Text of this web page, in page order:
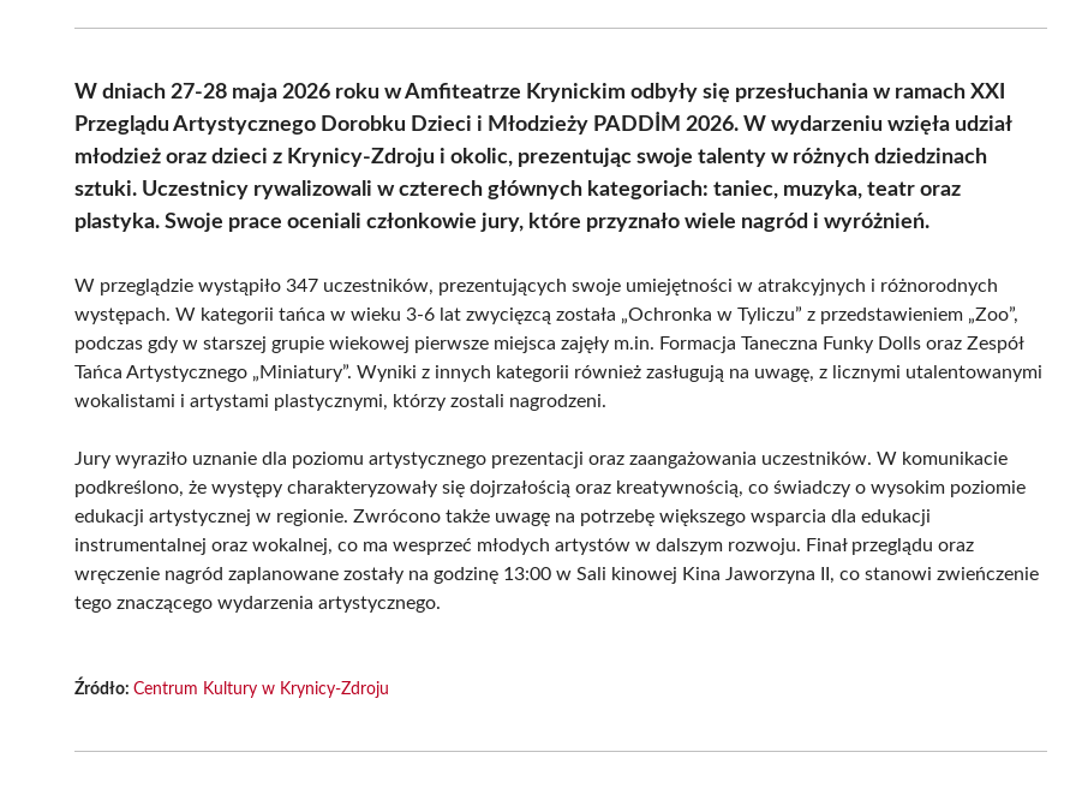
(Twitter)
W dniach 27-28 maja 2026 roku w Amfiteatrze Krynickim odbyły się przesłuchania w ramach XXI
Przeglądu Artystycznego Dorobku Dzieci i Młodzieży PADDİM 2026. W wydarzeniu wzięła udział
młodzież oraz dzieci z Krynicy-Zdroju i okolic, prezentując swoje talenty w różnych dziedzinach
sztuki. Uczestnicy rywalizowali w czterech głównych kategoriach: taniec, muzyka, teatr oraz
plastyka. Swoje prace oceniali członkowie jury, które przyznało wiele nagród i wyróżnień.
W przeglądzie wystąpiło 347 uczestników, prezentujących swoje umiejętności w atrakcyjnych i różnorodnych
występach. W kategorii tańca w wieku 3-6 lat zwycięzcą została „Ochronka w Tyliczu” z przedstawieniem „Zoo”,
podczas gdy w starszej grupie wiekowej pierwsze miejsca zajęły m.in. Formacja Taneczna Funky Dolls oraz Zespół
Tańca Artystycznego „Miniatury”. Wyniki z innych kategorii również zasługują na uwagę, z licznymi utalentowanymi
wokalistami i artystami plastycznymi, którzy zostali nagrodzeni.
Jury wyraziło uznanie dla poziomu artystycznego prezentacji oraz zaangażowania uczestników. W komunikacie
podkreślono, że występy charakteryzowały się dojrzałością oraz kreatywnością, co świadczy o wysokim poziomie
edukacji artystycznej w regionie. Zwrócono także uwagę na potrzebę większego wsparcia dla edukacji
instrumentalnej oraz wokalnej, co ma wesprzeć młodych artystów w dalszym rozwoju. Finał przeglądu oraz
wręczenie nagród zaplanowane zostały na godzinę 13:00 w Sali kinowej Kina Jaworzyna II, co stanowi zwieńczenie
tego znaczącego wydarzenia artystycznego.
Źródło: Centrum Kultury w Krynicy-Zdroju